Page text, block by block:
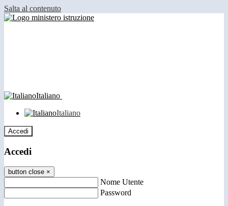
Salta al contenuto
Italiano
Italiano
Accedi
Accedi
button close ×
Nome Utente
Password